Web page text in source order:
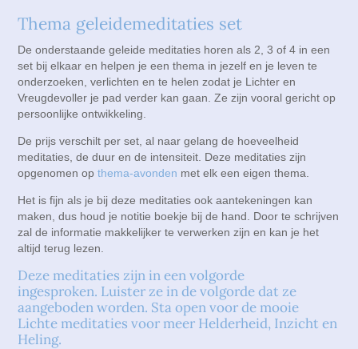
Thema geleidemeditaties set
Contact
Radiance, Self Exciting
Peace, Living your live Purpose
Radiance Filling in the frequencies
Live afstemavond Light Body
Thema geleidemeditaties set
De onderstaande geleide meditaties horen als 2, 3 of 4 in een
set bij elkaar en helpen je een thema in jezelf en je leven te
onderzoeken, verlichten en te helen zodat je Lichter en
Vreugdevoller je pad verder kan gaan. Ze zijn vooral gericht op
persoonlijke ontwikkeling.
De prijs verschilt per set, al naar gelang de hoeveelheid
meditaties, de duur en de intensiteit. Deze meditaties zijn
opgenomen op thema-avonden met elk een eigen thema.
Het is fijn als je bij deze meditaties ook aantekeningen kan
maken, dus houd je notitie boekje bij de hand. Door te schrijven
zal de informatie makkelijker te verwerken zijn en kan je het
altijd terug lezen.
Deze meditaties zijn in een volgorde
ingesproken. Luister ze in de volgorde dat ze
aangeboden worden. Sta open voor de mooie
Lichte meditaties voor meer Helderheid, Inzicht en
Heling.